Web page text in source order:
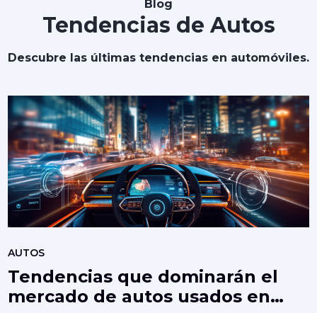
Blog
Tendencias de Autos
Descubre las últimas tendencias en automóviles.
AUTOS
Tendencias que dominarán el
mercado de autos usados en